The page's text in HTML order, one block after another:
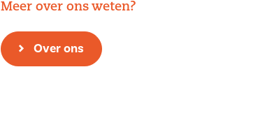
Meer over ons weten?
Over ons